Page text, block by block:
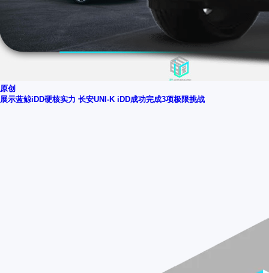
原创
展示蓝鲸iDD硬核实力 长安UNI-K iDD成功完成3项极限挑战